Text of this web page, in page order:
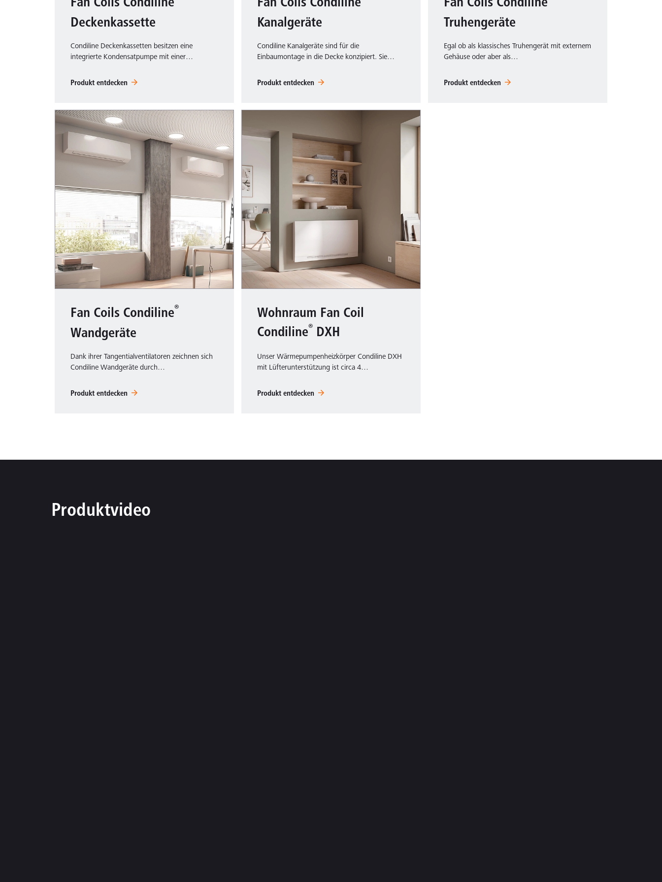
Fan Coils Condiline
Deckenkassette
Condiline Deckenkassetten besitzen eine
integrierte Kondensatpumpe mit einer…
Produkt entdecken
Fan Coils Condiline
Kanalgeräte
Condiline Kanalgeräte sind für die
Einbaumontage in die Decke konzipiert. Sie…
Produkt entdecken
Fan Coils Condiline
Truhengeräte
Egal ob als klassisches Truhengerät mit externem
Gehäuse oder aber als…
Produkt entdecken
Fan Coils Condiline®
Wandgeräte
Dank ihrer Tangentialventilatoren zeichnen sich
Condiline Wandgeräte durch…
Produkt entdecken
Wohnraum Fan Coil
Condiline® DXH
Unser Wärmepumpenheizkörper Condiline DXH
mit Lüfterunterstützung ist circa 4…
Produkt entdecken
Produktvideo